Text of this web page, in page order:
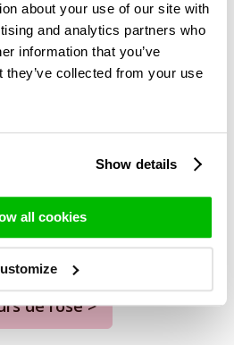
about your use of our site with
and analytics partners who
information that you’ve
they’ve collected from your use
Show details
all cookies
100 to 500 black roses
de rose >